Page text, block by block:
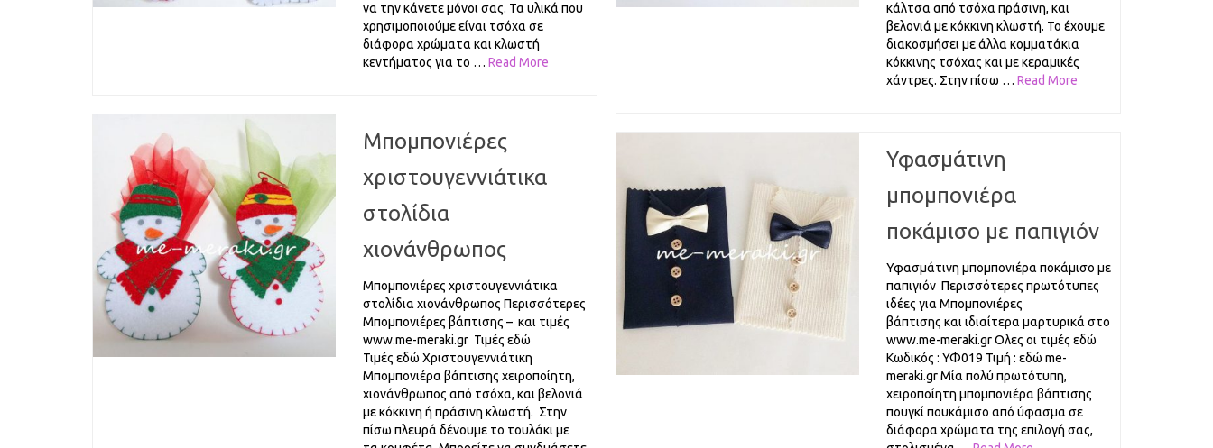
να την κάνετε μόνοι σας. Τα υλικά που
χρησιμοποιούμε είναι τσόχα σε
διάφορα χρώματα και κλωστή
κεντήματος για το … Read More
κάλτσα από τσόχα πράσινη, και
βελονιά με κόκκινη κλωστή. Το έχουμε
διακοσμήσει με άλλα κομματάκια
κόκκινης τσόχας και με κεραμικές
χάντρες. Στην πίσω … Read More
Μπομπονιέρες
χριστουγεννιάτικα
στολίδια
χιονάνθρωπος
Μπομπονιέρες χριστουγεννιάτικα
στολίδια χιονάνθρωπος Περισσότερες
Μπομπονιέρες βάπτισης – και τιμές
www.me-meraki.gr Τιμές εδώ
Τιμές εδώ Χριστουγεννιάτικη
Μπομπονιέρα βάπτισης χειροποίητη,
χιονάνθρωπος από τσόχα, και βελονιά
με κόκκινη ή πράσινη κλωστή. Στην
πίσω πλευρά δένουμε το τουλάκι με
Υφασμάτινη
μπομπονιέρα
ποκάμισο με παπιγιόν
Υφασμάτινη μπομπονιέρα ποκάμισο με
παπιγιόν Περισσότερες πρωτότυπες
ιδέες για Μπομπονιέρες
βάπτισης και ιδιαίτερα μαρτυρικά στο
www.me-meraki.gr Ολες οι τιμές εδώ
Κωδικός : ΥΦ019 Τιμή : εδώ me-
meraki.gr Μία πολύ πρωτότυπη,
χειροποίητη μπομπονιέρα βάπτισης
πουγκί πουκάμισο από ύφασμα σε
διάφορα χρώματα της επιλογή σας,